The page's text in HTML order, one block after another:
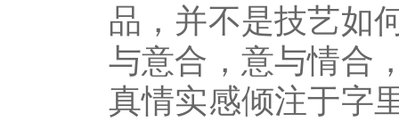
品，并不是技艺如
与意合，意与情合
真情实感倾注于字